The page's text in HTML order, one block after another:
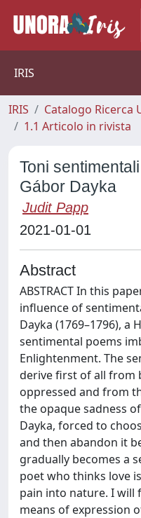
IRIS
IRIS Catalogo Ricerca
1.1 Articolo in rivista
Toni
Gábor Dayka
Judit Papp
2021-01-01
Abstract
ABSTRACT In this
influence of
Dayka (1769–1796),
sentimental poems
Enlightenment. The
derive first of all from
oppressed and from
the opaque sadness
Dayka, forced to
and then abandon it
gradually becomes a
poet who thinks love
pain into nature. I will
means of expression